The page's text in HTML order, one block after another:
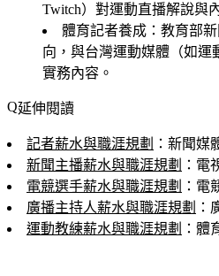
Twitch）對運動直播解說與
體育記者養成 ：教育部
向，與台灣運動媒體（如運
實務內容。
延伸閱讀
記者薪水與職涯規劃 ：新聞媒
新聞主播薪水與職涯規劃 ：電
電競選手薪水與職涯規劃 ：電
廣播主持人薪水與職涯規劃 ：
運動教練薪水與職涯規劃 ：體